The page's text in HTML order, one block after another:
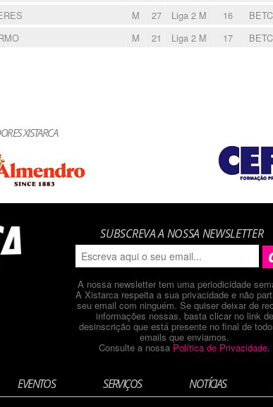
M 27 Liga 2 M 16
M 21 Liga 2 M 17
XISTARCA
SUBSCREVA A NOSSA NEWSLETTER
A nossa newsletter tem uma periodicidade
A Xistarca respeita a sua privacidade e não
seu email com ninguém. Se quiser deixar de
informações nossas, basta clicar no link de
desinscrição que está presente no final de
emails que enviamos.
Consulte a nossa Política de Privacidade.
EVENTOS SERVIÇOS NOTÍCIAS